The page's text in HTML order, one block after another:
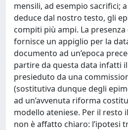
mensili, ad esempio sacrifici;
deduce dal nostro testo, gli
compiti più ampi. La
fornisce un appiglio per la
documento ad un’epoca
partire da questa data infatti
presieduto da una
(sostitutiva dunque degli
ad un’avvenuta riforma
modello ateniese. Per il resto
non è affatto chiaro: l’ipotesi